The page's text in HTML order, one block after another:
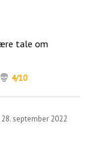
tale om
4/10
28. september 2022